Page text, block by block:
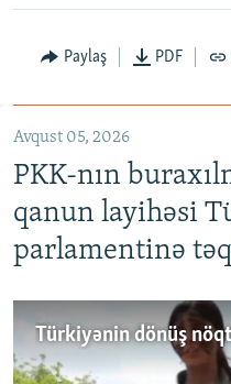
Paylaş PDF
Avqust 05, 2026
PKK-nın
qanun layihəsi
parlamentinə